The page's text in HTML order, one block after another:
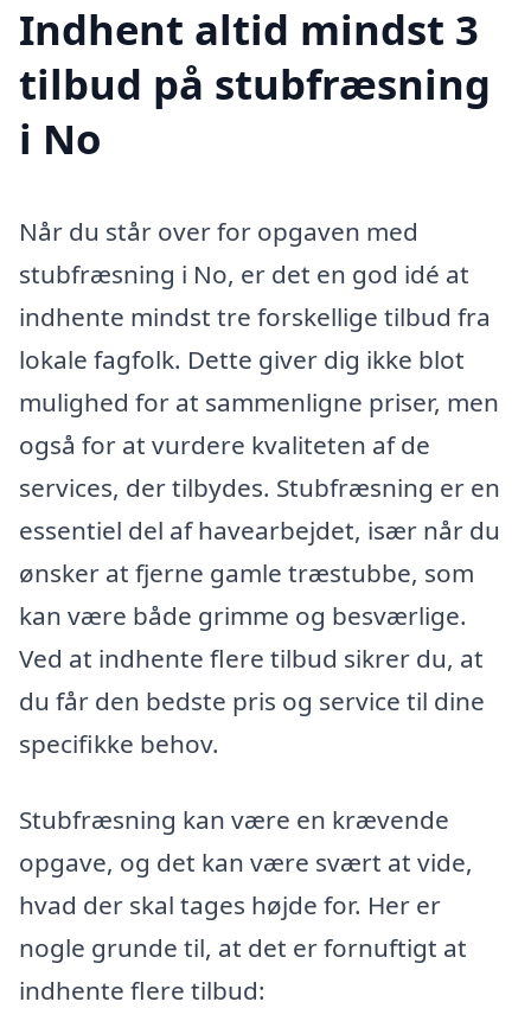
Indhent altid mindst 3
tilbud på stubfræsning
i No
Når du står over for opgaven med
stubfræsning i No, er det en god idé at
indhente mindst tre forskellige tilbud fra
lokale fagfolk. Dette giver dig ikke blot
mulighed for at sammenligne priser, men
også for at vurdere kvaliteten af de
services, der tilbydes. Stubfræsning er en
essentiel del af havearbejdet, især når du
ønsker at fjerne gamle træstubbe, som
kan være både grimme og besværlige.
Ved at indhente flere tilbud sikrer du, at
du får den bedste pris og service til dine
specifikke behov.
Stubfræsning kan være en krævende
opgave, og det kan være svært at vide,
hvad der skal tages højde for. Her er
nogle grunde til, at det er fornuftigt at
indhente flere tilbud: